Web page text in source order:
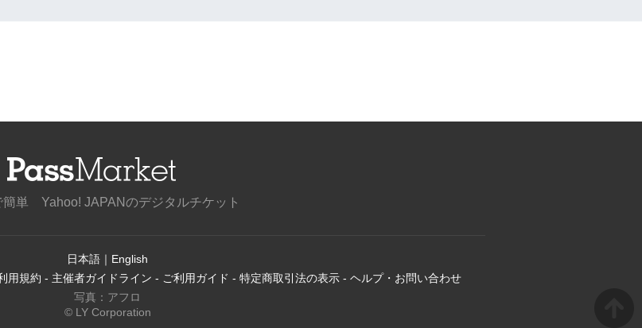
簡単 Yahoo! JAPANのデジタルチケット
日本語 ｜ English
用規約 - 主催者ガイドライン - ご利用ガイド - 特定商取引法の表示 - ヘルプ・お問い合わせ
写真：アフロ
© LY Corporation